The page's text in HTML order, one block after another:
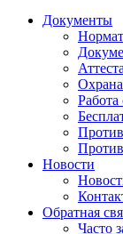
Документы
Охрана
Новости
Обратная
Часто